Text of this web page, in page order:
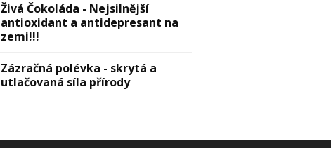
Živá Čokoláda - Nejsilnější
antioxidant a antidepresant na
zemi!!!
Zázračná polévka - skrytá a
utlačovaná síla přírody